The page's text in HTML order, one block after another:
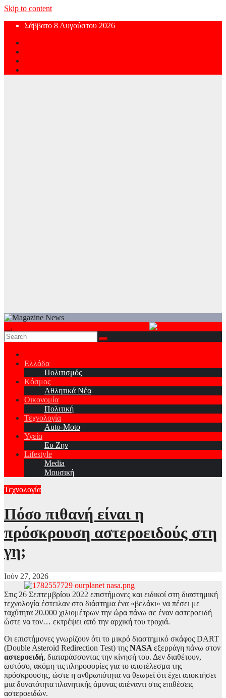
Skip to content
Σάββατο 8 Αυγούστου 2026
Ελλάδα
Πολιτισμός
Κόσμος
Αθλητικά Νέα
Οικονομία
Πολιτική
Τεχνολογία
Auto-Moto
Υγεία
Ευ Ζην
Lifestyle
Media
Μουσική
Τεχνολογία
Πόσο πιθανή είναι η
πρόσκρουση αστεροειδούς στη
γη;
Ιούν 27, 2026
Στις 26 Σεπτεμβρίου 2022 επιστήμονες και ειδικοί στη διαστημική
τεχνολογία έστειλαν στο διάστημα ένα «βελάκι» να πέσει με
ταχύτητα 20.000 χιλιομέτρων την ώρα πάνω σε έναν αστεροειδή
ώστε να τον… εκτρέψει από την αρχική του τροχιά.
Οι επιστήμονες γνωρίζουν ότι το μικρό διαστημικό σκάφος DART
(Double Asteroid Redirection Test) της NASA εξερράγη πάνω στον
αστεροειδή, διαταράσσοντας την κίνησή του. Δεν διαθέτουν,
ωστόσο, ακόμη τις πληροφορίες για το αποτέλεσμα της
πρόσκρουσης, ώστε η ανθρωπότητα να θεωρεί ότι έχει αποκτήσει
μια δυνατότητα πλανητικής άμυνας απέναντι στις επιθέσεις
αστεροειδών.